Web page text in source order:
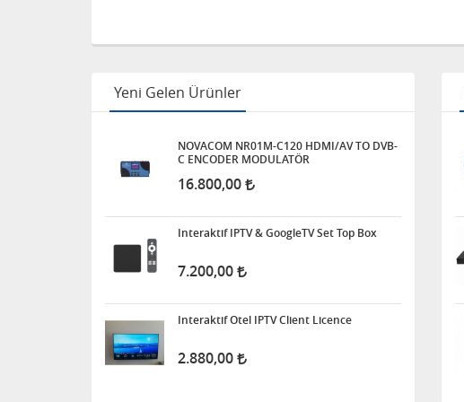
Yeni Gelen Ürünler
NOVACOM NR01M-C120 HDMI/AV TO DVB-
C ENCODER MODULATÖR
16.800,00
Interaktif IPTV & GoogleTV Set Top Box
7.200,00
Interaktif Otel IPTV Client Licence
2.880,00